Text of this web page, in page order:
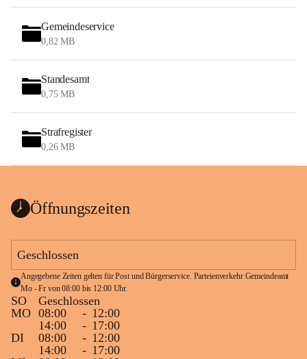
Gemeindeservice
0,82 MB
Standesamt
0,75 MB
Strafregister
0,26 MB
Öffnungszeiten
Geschlossen
Angegebene Zeiten gelten für Post und Bürgerservice. Parteienverkehr Gemeindeamt
Mo - Fr von 08:00 bis 12:00 Uhr.
SO
Geschlossen
MO 08:00 - 12:00
14:00
- 17:00
DI
08:00 - 12:00
14:00
- 17:00